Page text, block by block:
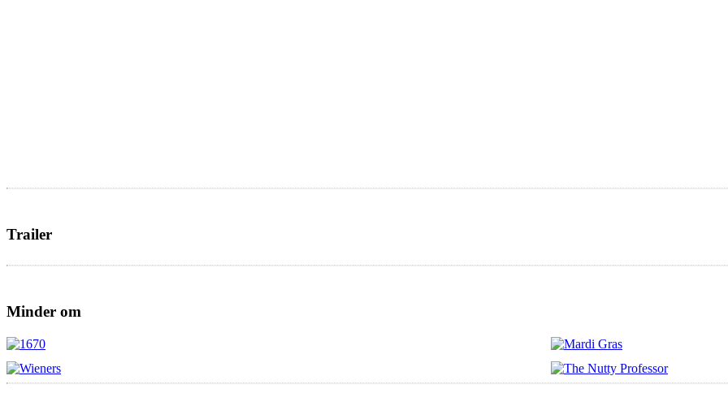
Trailer
Minder om